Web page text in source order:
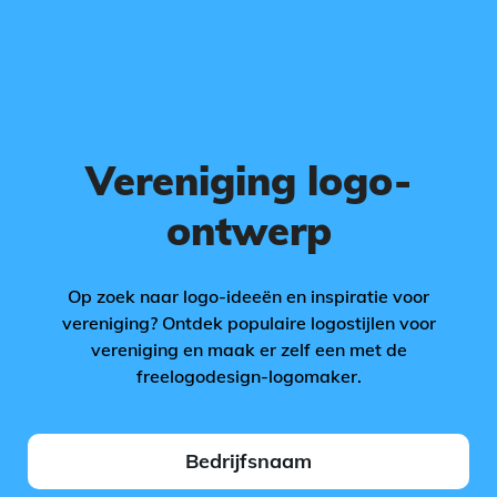
Vereniging logo-
ontwerp
Op zoek naar logo-ideeën en inspiratie voor
vereniging? Ontdek populaire logostijlen voor
vereniging en maak er zelf een met de
freelogodesign-logomaker.